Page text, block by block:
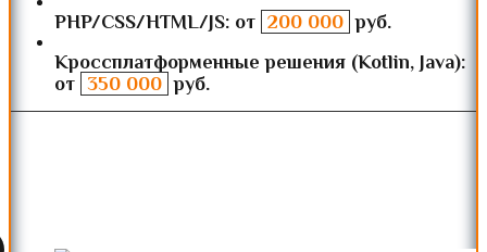
PHP/CSS/HTML/JS: от 200 000 руб.
Кроссплатформенные решения (Kotlin, Java):
от 350 000 руб.